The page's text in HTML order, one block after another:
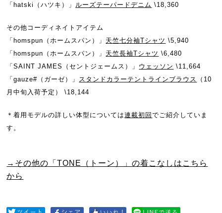
「hatski（ハツキ）」 ルーズテーパードデニム \18,360
その他コーディネイトアイテム
「homspun（ホームスパン）」 天竺七分袖Tシャツ \5,940
「homspun（ホームスパン）」 天竺長袖Tシャツ \6,480
「SAINT JAMES（セントジェームス）」 ウェッソン \11,664
「gauze#（ガーゼ）」
スタンドカラーテントラインブラウス
（10
月中旬入荷予定） \18,144
＊着用モデルの詳しい体型については連載初回でご紹介していま
す。
→その他の「TONE（トーン）」の着こなしはこちら
から